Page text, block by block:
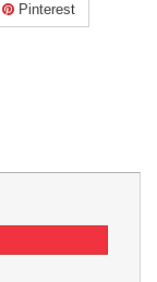
Pinterest